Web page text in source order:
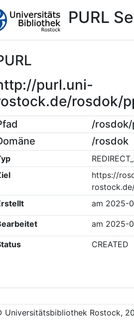
PURL
purl.uni-
rosdok/
/rosdok/
/rosdok
https://
am 2025-
am 2025-
CREATED
Universitätsbibliothek Rostock,